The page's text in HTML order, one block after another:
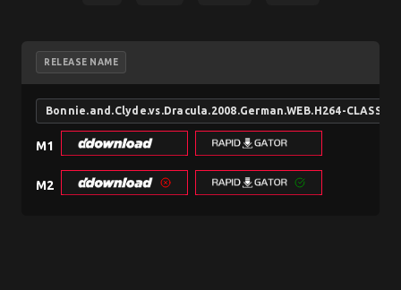
RELEASE NAME
Bonnie.and.Clyde.vs.Dracula.2008.German.WEB.H264-
M1
M2